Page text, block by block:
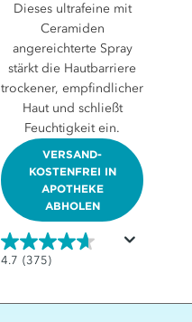
Dieses ultrafeine mit
Ceramiden
angereichterte Spray
stärkt die Hautbarriere
trockener, empfindlicher
Haut und schließt
Feuchtigkeit ein.
VERSAND-
KOSTENFREI IN
APOTHEKE
ABHOLEN
4.7 (375)
4.7
5